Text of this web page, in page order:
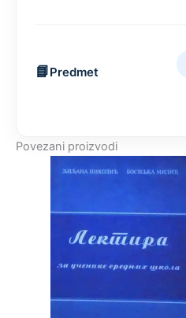
Predmet
Povezani proizvodi